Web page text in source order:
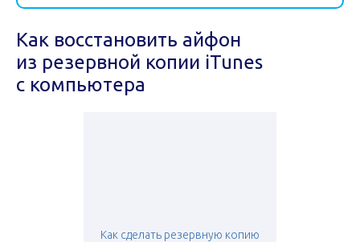
Как восстановить айфон
из резервной копии iTunes
с компьютера
Как сделать резервную копию